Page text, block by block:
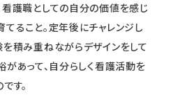
看護職としての自分の価値を感じ
ること。定年後にチャレンジし
積み重ねながらデザインをして
があって、自分らしく看護活動を
す。